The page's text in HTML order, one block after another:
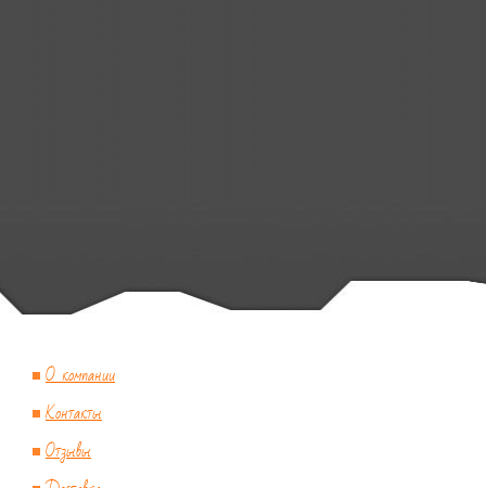
О компании
Контакты
Отзывы